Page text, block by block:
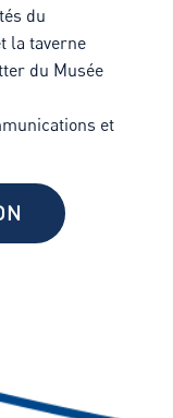
du
la taverne
du Musée
et